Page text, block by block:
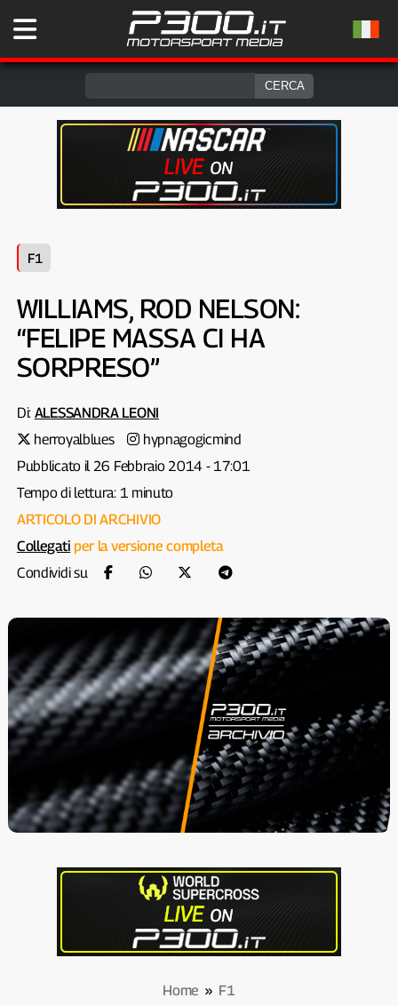
F1
WILLIAMS, ROD NELSON:
“FELIPE MASSA CI HA
SORPRESO”
Di: ALESSANDRA LEONI
herroyalblues
hypnagogicmind
Pubblicato il 26 Febbraio 2014 - 17:01
Tempo di lettura: 1 minuto
ARTICOLO DI ARCHIVIO
Collegati per la versione completa
Condividi su
Home » F1